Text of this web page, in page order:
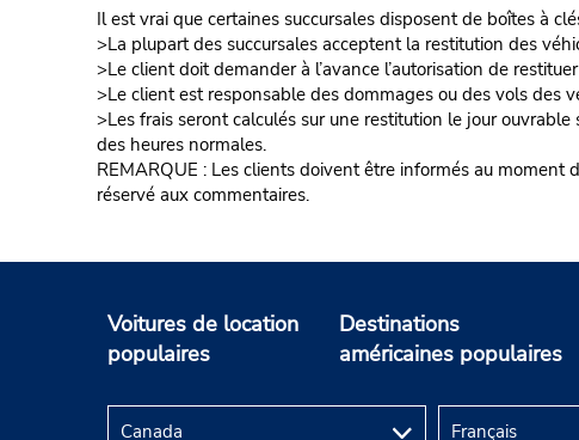
Il est vrai que certaines succursales disposent de boîtes à
>La plupart des succursales acceptent la restitution des
>Le client doit demander à l’avance l’autorisation de
>Le client est responsable des dommages ou des vols des
>Les frais seront calculés sur une restitution le jour
des heures normales.
REMARQUE : Les clients doivent être informés au
réservé aux commentaires.
Voitures de location
populaires
Destinations
américaines populaires